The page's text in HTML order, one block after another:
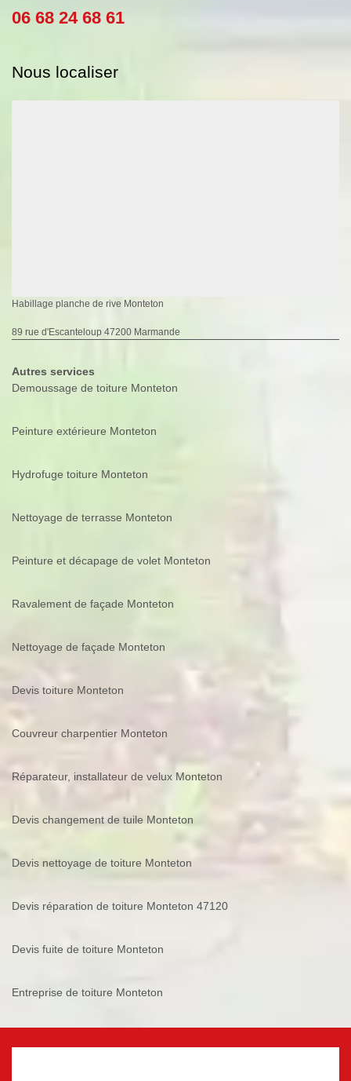
06 68 24 68 61
Nous localiser
Habillage planche de rive Monteton
89 rue d'Escanteloup 47200 Marmande
Autres services
Demoussage de toiture Monteton
Peinture extérieure Monteton
Hydrofuge toiture Monteton
Nettoyage de terrasse Monteton
Peinture et décapage de volet Monteton
Ravalement de façade Monteton
Nettoyage de façade Monteton
Devis toiture Monteton
Couvreur charpentier Monteton
Réparateur, installateur de velux Monteton
Devis changement de tuile Monteton
Devis nettoyage de toiture Monteton
Devis réparation de toiture Monteton 47120
Devis fuite de toiture Monteton
Entreprise de toiture Monteton